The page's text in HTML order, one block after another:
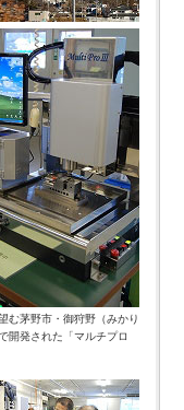
む茅野市・御狩野（みかり
開発された「マルチプロ